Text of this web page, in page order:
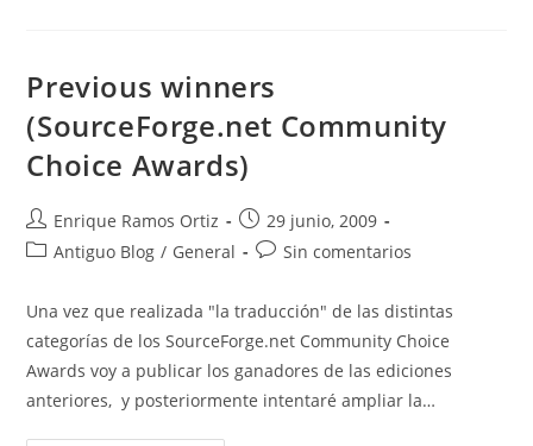
Previous winners
(SourceForge.net Community
Choice Awards)
Autor
de
Enrique Ramos Ortiz
Publicación
de
29 junio, 2009
Categoría
la
entrada:
Antiguo Blog / General
Comentarios
la
entrada:
Sin comentarios
Una vez que realizada "la traducción" de las distintas
categorías de los SourceForge.net Community Choice
Awards voy a publicar los ganadores de las ediciones
anteriores, y posteriormente intentaré ampliar la…